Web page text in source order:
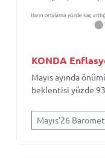
KONDA
Mayıs ayında
beklentisi yüzde
Mayıs'26